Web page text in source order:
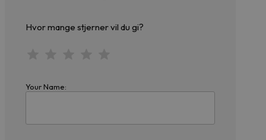
Hvor mange stjerner vil du gi?
Your Name: